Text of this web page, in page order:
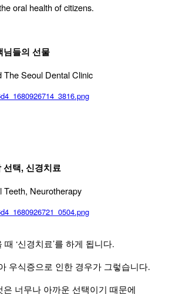
oral health of citizens.
님들의 선물
The Seoul Dental Clinic
택, 신경치료
Neurotherapy
‘신경치료’를 하게 됩니다.
우식증으로 인한 경우가 그렇습니다.
너무나 아까운 선택이기 때문에